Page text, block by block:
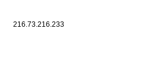
216.73.216.233